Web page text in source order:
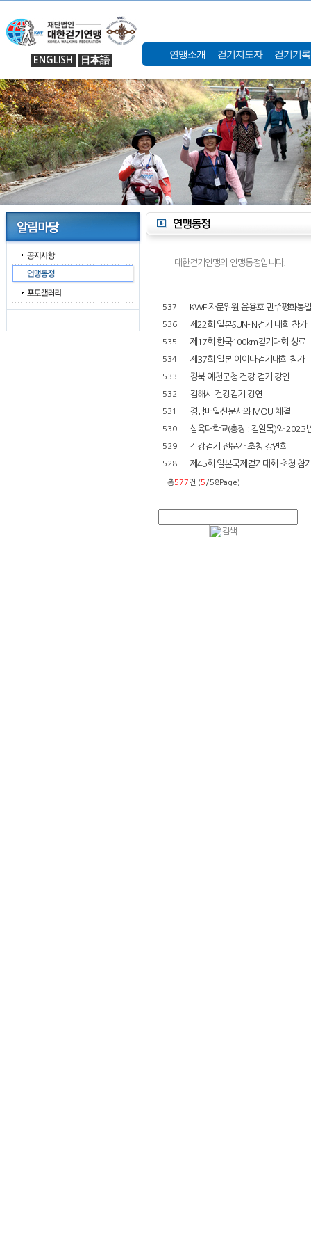
ENGLISH 日本語 연맹소개 걷기지도자 걷기기
대한걷기연맹의 연맹동정입니다.
537 KWF 자문위원 윤용호 민주평화통
536 제22회 일본SUN-IN걷기 대회 참가
535 제17회 한국100km걷기대회 성료
534 제37회 일본 이이다걷기대회 참가
533 경북 예천군청 건강 걷기 강연
532 김해시 건강걷기 강연
531 경남매일신문사와 MOU 체결
530 삼육대학교(총장 : 김일목)와 2023
529 건강걷기 전문가 초청 강연회
528 제45회 일본국제걷기대회 초청 참
총577건 (5/58Page)